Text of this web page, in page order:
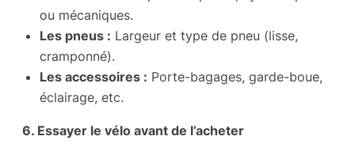
ou mécaniques.
Les pneus : Largeur et type de pneu (lisse,
cramponné).
Les accessoires : Porte-bagages, garde-boue,
éclairage, etc.
6. Essayer le vélo avant de l’acheter